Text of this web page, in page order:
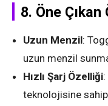
8. Öne
Uzun Menzil:
uzun menzil
Hızlı Şarj Özelliği
teknolojisine sahip